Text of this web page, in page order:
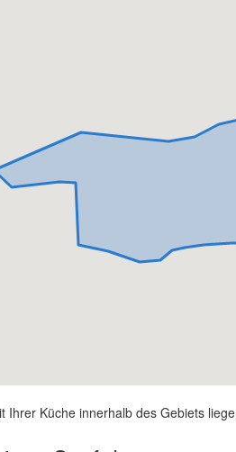
Ihrer Küche innerhalb des Gebiets